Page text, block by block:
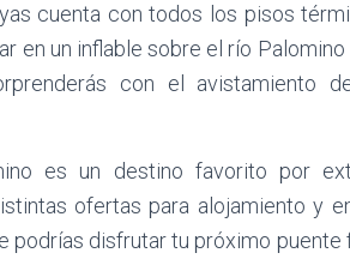
cuenta con todos los pisos
en un inflable sobre el río
con el avistamiento
es un destino favorito por
ofertas para alojamiento y
podrías disfrutar tu próximo